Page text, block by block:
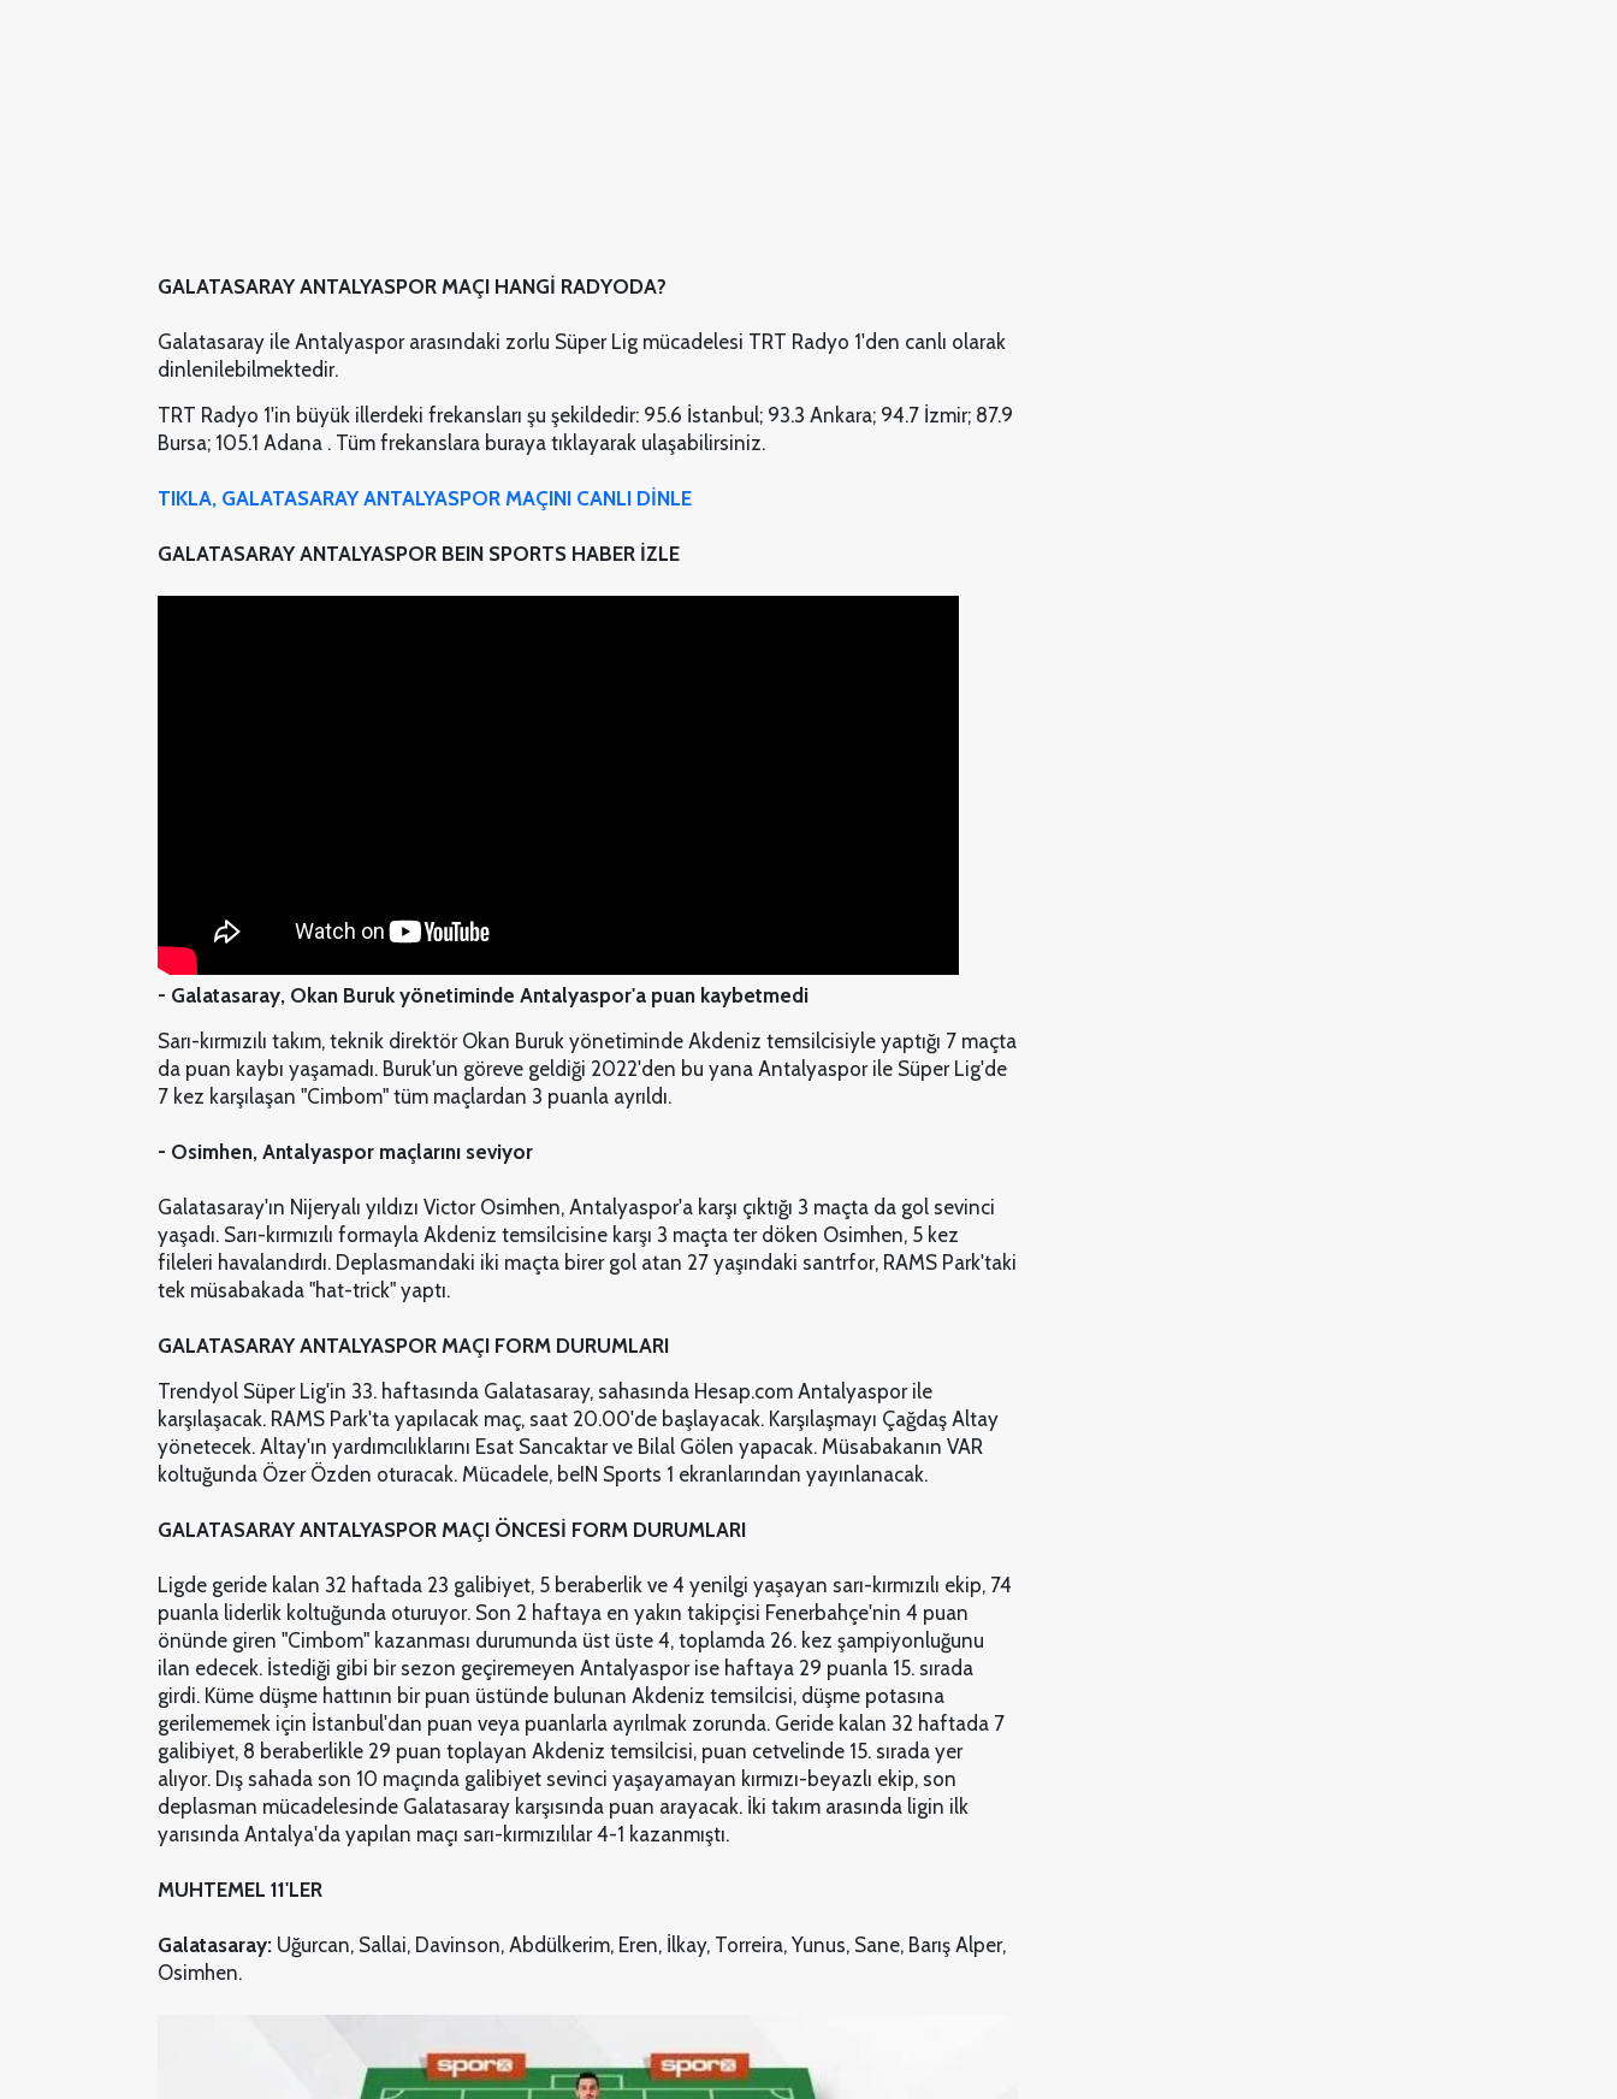
GALATASARAY ANTALYASPOR MAÇI HANGİ RADYODA?
Galatasaray ile Antalyaspor arasındaki zorlu Süper Lig mücadelesi TRT Radyo 1'den canlı olarak
dinlenilebilmektedir.
TRT Radyo 1'in büyük illerdeki frekansları şu şekildedir: 95.6 İstanbul; 93.3 Ankara; 94.7 İzmir; 87.9
Bursa; 105.1 Adana . Tüm frekanslara buraya tıklayarak ulaşabilirsiniz.
TIKLA, GALATASARAY ANTALYASPOR MAÇINI CANLI DİNLE
GALATASARAY ANTALYASPOR BEIN SPORTS HABER İZLE
- Galatasaray, Okan Buruk yönetiminde Antalyaspor'a puan kaybetmedi
Sarı-kırmızılı takım, teknik direktör Okan Buruk yönetiminde Akdeniz temsilcisiyle yaptığı 7 maçta
da puan kaybı yaşamadı. Buruk'un göreve geldiği 2022'den bu yana Antalyaspor ile Süper Lig'de
7 kez karşılaşan "Cimbom" tüm maçlardan 3 puanla ayrıldı.
- Osimhen, Antalyaspor maçlarını seviyor
Galatasaray'ın Nijeryalı yıldızı Victor Osimhen, Antalyaspor'a karşı çıktığı 3 maçta da gol sevinci
yaşadı. Sarı-kırmızılı formayla Akdeniz temsilcisine karşı 3 maçta ter döken Osimhen, 5 kez
fileleri havalandırdı. Deplasmandaki iki maçta birer gol atan 27 yaşındaki santrfor, RAMS Park'taki
tek müsabakada "hat-trick" yaptı.
GALATASARAY ANTALYASPOR MAÇI FORM DURUMLARI
Trendyol Süper Lig'in 33. haftasında Galatasaray, sahasında Hesap.com Antalyaspor ile
karşılaşacak. RAMS Park'ta yapılacak maç, saat 20.00'de başlayacak. Karşılaşmayı Çağdaş Altay
yönetecek. Altay'ın yardımcılıklarını Esat Sancaktar ve Bilal Gölen yapacak. Müsabakanın VAR
koltuğunda Özer Özden oturacak. Mücadele, beIN Sports 1 ekranlarından yayınlanacak.
GALATASARAY ANTALYASPOR MAÇI ÖNCESİ FORM DURUMLARI
Ligde geride kalan 32 haftada 23 galibiyet, 5 beraberlik ve 4 yenilgi yaşayan sarı-kırmızılı ekip, 74
puanla liderlik koltuğunda oturuyor. Son 2 haftaya en yakın takipçisi Fenerbahçe'nin 4 puan
önünde giren "Cimbom" kazanması durumunda üst üste 4, toplamda 26. kez şampiyonluğunu
ilan edecek. İstediği gibi bir sezon geçiremeyen Antalyaspor ise haftaya 29 puanla 15. sırada
girdi. Küme düşme hattının bir puan üstünde bulunan Akdeniz temsilcisi, düşme potasına
gerilememek için İstanbul'dan puan veya puanlarla ayrılmak zorunda. Geride kalan 32 haftada 7
galibiyet, 8 beraberlikle 29 puan toplayan Akdeniz temsilcisi, puan cetvelinde 15. sırada yer
alıyor. Dış sahada son 10 maçında galibiyet sevinci yaşayamayan kırmızı-beyazlı ekip, son
deplasman mücadelesinde Galatasaray karşısında puan arayacak. İki takım arasında ligin ilk
yarısında Antalya'da yapılan maçı sarı-kırmızılılar 4-1 kazanmıştı.
MUHTEMEL 11'LER
Galatasaray: Uğurcan, Sallai, Davinson, Abdülkerim, Eren, İlkay, Torreira, Yunus, Sane, Barış Alper,
Osimhen.